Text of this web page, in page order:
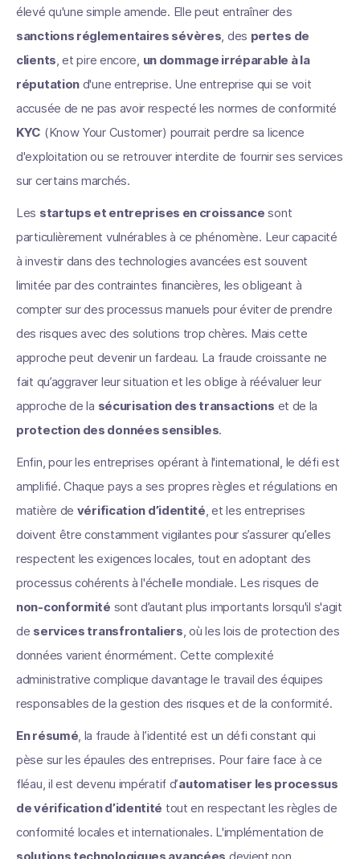
élevé qu'une simple amende. Elle peut entraîner des
sanctions réglementaires sévères, des pertes de
clients, et pire encore, un dommage irréparable à la
réputation d'une entreprise. Une entreprise qui se voit
accusée de ne pas avoir respecté les normes de conformité
KYC (Know Your Customer) pourrait perdre sa licence
d'exploitation ou se retrouver interdite de fournir ses services
sur certains marchés.
Les startups et entreprises en croissance sont
particulièrement vulnérables à ce phénomène. Leur capacité
à investir dans des technologies avancées est souvent
limitée par des contraintes financières, les obligeant à
compter sur des processus manuels pour éviter de prendre
des risques avec des solutions trop chères. Mais cette
approche peut devenir un fardeau. La fraude croissante ne
fait qu’aggraver leur situation et les oblige à réévaluer leur
approche de la sécurisation des transactions et de la
protection des données sensibles.
Enfin, pour les entreprises opérant à l'international, le défi est
amplifié. Chaque pays a ses propres règles et régulations en
matière de vérification d’identité, et les entreprises
doivent être constamment vigilantes pour s’assurer qu’elles
respectent les exigences locales, tout en adoptant des
processus cohérents à l'échelle mondiale. Les risques de
non-conformité sont d’autant plus importants lorsqu'il s'agit
de services transfrontaliers, où les lois de protection des
données varient énormément. Cette complexité
administrative complique davantage le travail des équipes
responsables de la gestion des risques et de la conformité.
En résumé, la fraude à l’identité est un défi constant qui
pèse sur les épaules des entreprises. Pour faire face à ce
fléau, il est devenu impératif d’automatiser les processus
de vérification d’identité tout en respectant les règles de
conformité locales et internationales. L'implémentation de